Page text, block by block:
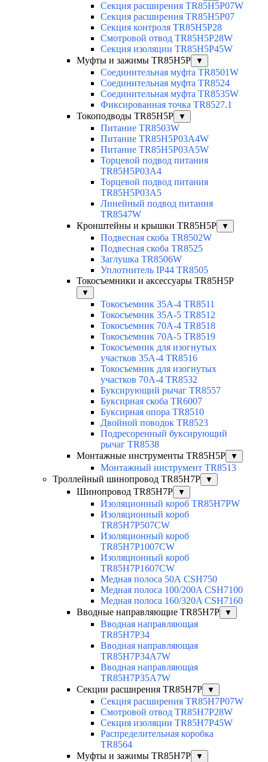
Секция расширения TR85H5P07W
Секция расширения TR85H5P07
Секция контроля TR85H5P28
Смотровой отвод TR85H5P28W
Секция изоляции TR85H5P45W
Муфты и зажимы TR85H5P
▼
Соединительная муфта TR8501W
Соединительная муфта TR8524
Соединительная муфта TR8535W
Фиксированная точка TR8527.1
Токоподводы TR85H5P
▼
Питание TR8503W
Питание TR85H5P03A4W
Питание TR85H5P03A5W
Торцевой подвод питания
TR85H5P03A4
Торцевой подвод питания
TR85H5P03A5
Линейный подвод питания
TR8547W
Кронштейны и крышки TR85H5P
▼
Подвесная скоба TR8502W
Подвесная скоба TR8525
Заглушка TR8506W
Уплотнитель IP44 TR8505
Токосъемники и аксессуары TR85H5P
▼
Токосъемник 35А-4 TR8511
Токосъемник 35А-5 TR8512
Токосъемник 70А-4 TR8518
Токосъемник 70А-5 TR8519
Токосъемник для изогнутых
участков 35А-4 TR8516
Токосъемник для изогнутых
участков 70А-4 TR8532
Буксирующий рычаг TR8557
Буксирная скоба TR6007
Буксирная опора TR8510
Двойной поводок TR8523
Подресоренный буксирующий
рычаг TR8538
Монтажные инструменты TR85H5P
▼
Монтажный инструмент TR8513
Троллейный шинопровод TR85H7P
▼
Шинопровод TR85H7P ▼
Изоляционный короб TR85H7PW
Изоляционный короб
TR85H7P507CW
Изоляционный короб
TR85H7P1007CW
Изоляционный короб
TR85H7P1607CW
Медная полоса 50А CSH750
Медная полоса 100/200A CSH7100
Медная полоса 160/320A CSH7160
Вводные направляющие TR85H7P
▼
Вводная направляющая
TR85H7P34
Вводная направляющая
TR85H7P34A7W
Вводная направляющая
TR85H7P35A7W
Секции расширения TR85H7P
▼
Секция расширения TR85H7P07W
Смотровой отвод TR85H7P28W
Секция изоляции TR85H7P45W
Распределительная коробка
TR8564
Муфты и зажимы TR85H7P
▼